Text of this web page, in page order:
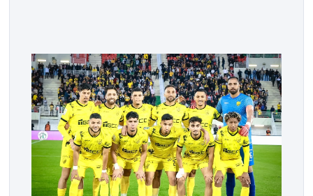
ووسط القارة. ​وسيكون نادي الرجاء الرياضي على موعد مع
مواجهة المتأهل من المباراة التي تجمع بين إيل كانيمي
واريورز النيجيري ونادي أوديب ممثل […]